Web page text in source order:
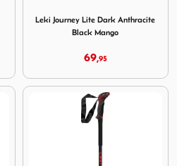
Leki Journey Lite Dark Anthracite
Black Mango
69,95